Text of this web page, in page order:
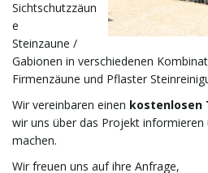
Sichtschutzzäun
e
Steinzaune /
Gabionen in verschiedenen
Firmenzäune und Pflaster
Wir vereinbaren einen kostenlosen
wir uns über das Projekt informieren
machen.
Wir freuen uns auf ihre Anfrage,